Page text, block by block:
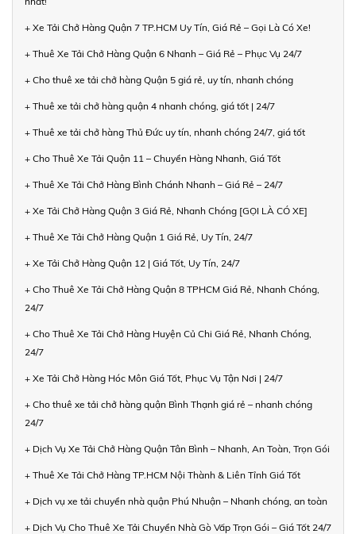
+ Xe Tải Chở Hàng Quận 7 TP.HCM Uy Tín, Giá Rẻ – Gọi Là Có Xe!
+ Thuê Xe Tải Chở Hàng Quận 6 Nhanh – Giá Rẻ – Phục Vụ 24/7
+ Cho thuê xe tải chở hàng Quận 5 giá rẻ, uy tín, nhanh chóng
+ Thuê xe tải chở hàng quận 4 nhanh chóng, giá tốt | 24/7
+ Thuê xe tải chở hàng Thủ Đức uy tín, nhanh chóng 24/7, giá tốt
+ Cho Thuê Xe Tải Quận 11 – Chuyển Hàng Nhanh, Giá Tốt
+ Thuê Xe Tải Chở Hàng Bình Chánh Nhanh – Giá Rẻ – 24/7
+ Xe Tải Chở Hàng Quận 3 Giá Rẻ, Nhanh Chóng [GỌI LÀ CÓ XE]
+ Thuê Xe Tải Chở Hàng Quận 1 Giá Rẻ, Uy Tín, 24/7
+ Xe Tải Chở Hàng Quận 12 | Giá Tốt, Uy Tín, 24/7
+ Cho Thuê Xe Tải Chở Hàng Quận 8 TPHCM Giá Rẻ, Nhanh Chóng,
24/7
+ Cho Thuê Xe Tải Chở Hàng Huyện Củ Chi Giá Rẻ, Nhanh Chóng,
24/7
+ Xe Tải Chở Hàng Hóc Môn Giá Tốt, Phục Vụ Tận Nơi | 24/7
+ Cho thuê xe tải chở hàng quận Bình Thạnh giá rẻ – nhanh chóng
24/7
+ Dịch Vụ Xe Tải Chở Hàng Quận Tân Bình – Nhanh, An Toàn, Trọn Gói
+ Thuê Xe Tải Chở Hàng TP.HCM Nội Thành & Liên Tỉnh Giá Tốt
+ Dịch vụ xe tải chuyển nhà quận Phú Nhuận – Nhanh chóng, an toàn
+ Dịch Vụ Cho Thuê Xe Tải Chuyển Nhà Gò Vấp Trọn Gói – Giá Tốt 24/7